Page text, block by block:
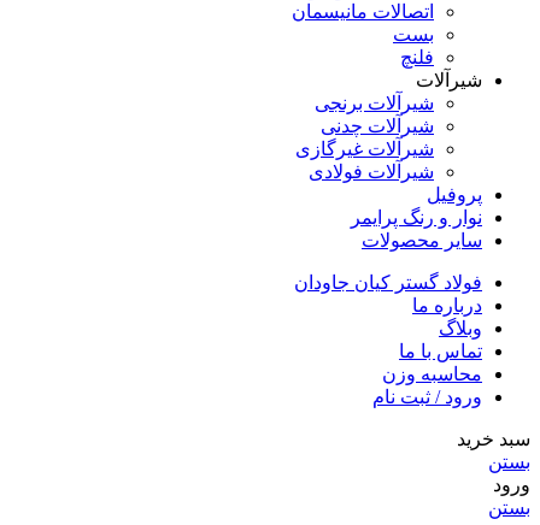
اتصالات مانیسمان
بست
فلنچ
شیرآلات
شیرآلات برنجی
شیرآلات چدنی
شیرآلات غیرگازی
شیرآلات فولادی
پروفیل
نوار و رنگ پرایمر
سایر محصولات
فولاد گستر کیان جاودان
درباره ما
وبلاگ
تماس با ما
محاسبه وزن
ورود / ثبت نام
سبد خرید
بستن
ورود
بستن